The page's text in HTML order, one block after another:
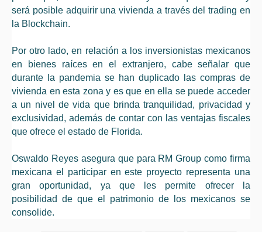
será posible adquirir una vivienda a través del trading en
la Blockchain.
Por otro lado, en relación a los inversionistas mexicanos
en bienes raíces en el extranjero, cabe señalar que
durante la pandemia se han duplicado las compras de
vivienda en esta zona y es que en ella se puede acceder
a un nivel de vida que brinda tranquilidad, privacidad y
exclusividad, además de contar con las ventajas fiscales
que ofrece el estado de Florida.
Oswaldo Reyes asegura que para RM Group como firma
mexicana el participar en este proyecto representa una
gran oportunidad, ya que les permite ofrecer la
posibilidad de que el patrimonio de los mexicanos se
consolide.